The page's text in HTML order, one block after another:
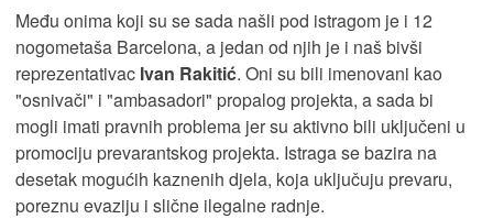
Među onima koji su se sada našli pod istragom je i 12
nogometaša Barcelona, a jedan od njih je i naš bivši
reprezentativac Ivan Rakitić. Oni su bili imenovani kao
"osnivači" i "ambasadori" propalog projekta, a sada bi
mogli imati pravnih problema jer su aktivno bili uključeni u
promociju prevarantskog projekta. Istraga se bazira na
desetak mogućih kaznenih djela, koja uključuju prevaru,
poreznu evaziju i slične ilegalne radnje.